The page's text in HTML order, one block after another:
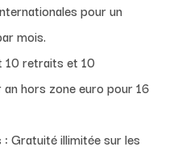
pour un
mois.
10 retraits et 10
hors zone euro pour 16
: Gratuité illimitée sur les